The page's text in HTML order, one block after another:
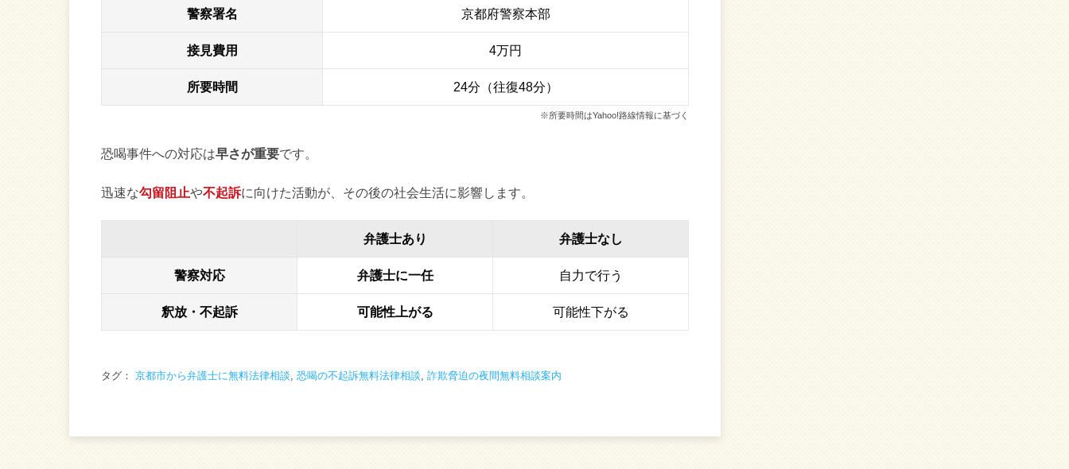
警察署名 京都府警察本部
接見費用 4万円
所要時間 24分（往復48分）
※所要時間はYahoo!路線情報に基づく
恐喝事件への対応は早さが重要です。
迅速な勾留阻止や不起訴に向けた活動が、その後の社会生活に影響します。
弁護士あり 弁護士なし
警察対応 弁護士に一任 自力で行う
釈放・不起訴 可能性上がる 可能性下がる
タグ： 京都市から弁護士に無料法律相談 恐喝の不起訴無料法律相談 詐欺脅迫の夜間無料相談案内